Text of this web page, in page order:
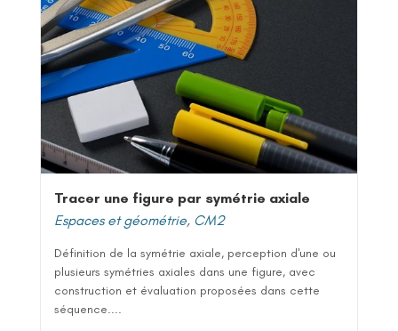
Tracer une figure par symétrie axiale
Espaces et géométrie, CM2
Définition de la symétrie axiale, perception d'une ou
plusieurs symétries axiales dans une figure, avec
construction et évaluation proposées dans cette
séquence....